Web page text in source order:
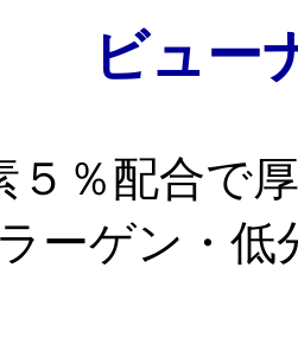
ビュ
５％配合で
ーゲン・